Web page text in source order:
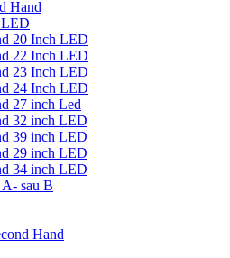
Hand
20 Inch LED
22 Inch LED
23 Inch LED
24 Inch LED
27 inch Led
32 inch LED
39 inch LED
29 inch LED
34 inch LED
sau B
Hand